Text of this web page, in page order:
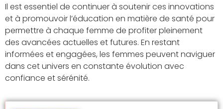
Il est essentiel de continuer à soutenir ces innovations
et à promouvoir l’éducation en matière de santé pour
permettre à chaque femme de profiter pleinement
des avancées actuelles et futures. En restant
informées et engagées, les femmes peuvent naviguer
dans cet univers en constante évolution avec
confiance et sérénité.